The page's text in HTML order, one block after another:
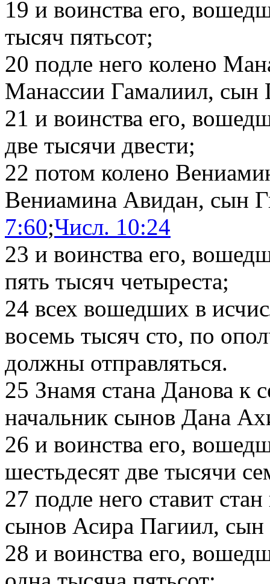
19 и воинства его,
тысяч пятьсот;
20 подле него колено
Манассии Гамалиил, сын
21 и воинства его,
две тысячи двести;
22 потом колено
Вениамина Авидан, сын
7:60;Числ. 10:24
23 и воинства его,
пять тысяч четыреста;
24 всех вошедших в
восемь тысяч сто, по
должны отправляться.
25 Знамя стана Данова к
начальник сынов Дана
26 и воинства его,
шестьдесят две тысячи
27 подле него ставит
сынов Асира Пагиил,
28 и воинства его,